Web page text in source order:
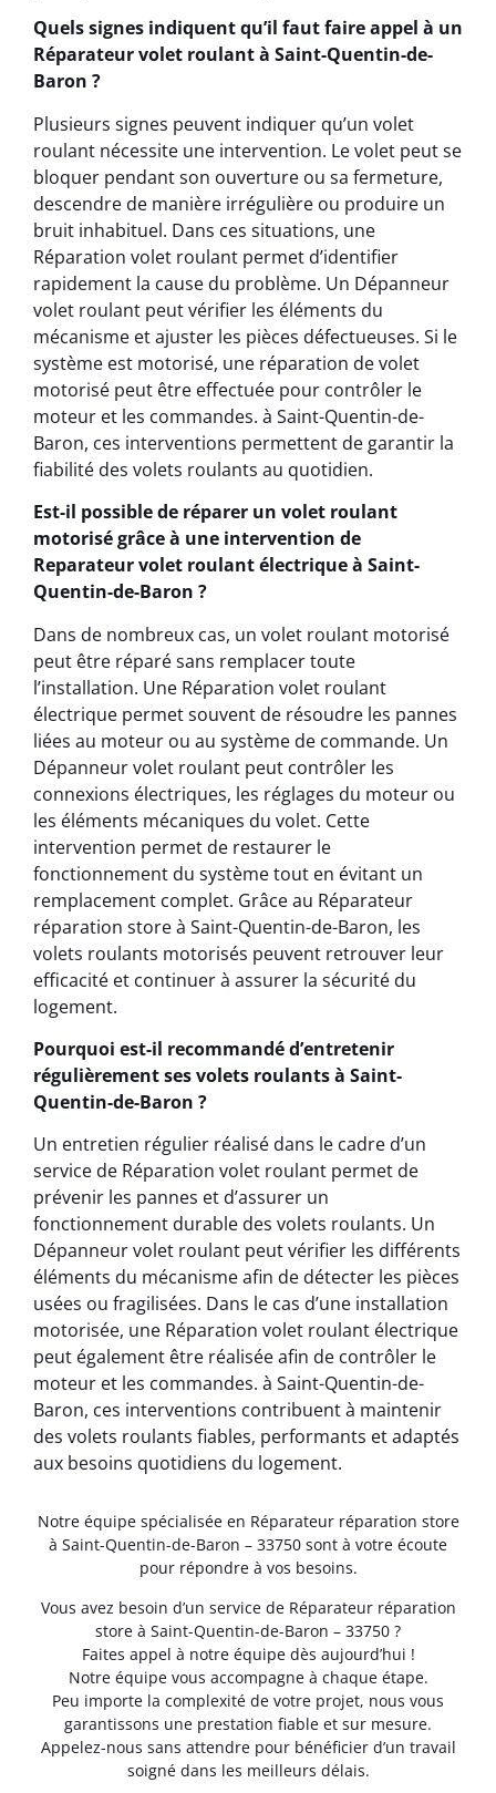
Quels signes indiquent qu’il faut faire appel à un
Réparateur volet roulant à Saint-Quentin-de-
Baron ?
Plusieurs signes peuvent indiquer qu’un volet
roulant nécessite une intervention. Le volet peut se
bloquer pendant son ouverture ou sa fermeture,
descendre de manière irrégulière ou produire un
bruit inhabituel. Dans ces situations, une
Réparation volet roulant permet d’identifier
rapidement la cause du problème. Un Dépanneur
volet roulant peut vérifier les éléments du
mécanisme et ajuster les pièces défectueuses. Si le
système est motorisé, une réparation de volet
motorisé peut être effectuée pour contrôler le
moteur et les commandes. à Saint-Quentin-de-
Baron, ces interventions permettent de garantir la
fiabilité des volets roulants au quotidien.
Est-il possible de réparer un volet roulant
motorisé grâce à une intervention de
Reparateur volet roulant électrique à Saint-
Quentin-de-Baron ?
Dans de nombreux cas, un volet roulant motorisé
peut être réparé sans remplacer toute
l’installation. Une Réparation volet roulant
électrique permet souvent de résoudre les pannes
liées au moteur ou au système de commande. Un
Dépanneur volet roulant peut contrôler les
connexions électriques, les réglages du moteur ou
les éléments mécaniques du volet. Cette
intervention permet de restaurer le
fonctionnement du système tout en évitant un
remplacement complet. Grâce au Réparateur
réparation store à Saint-Quentin-de-Baron, les
volets roulants motorisés peuvent retrouver leur
efficacité et continuer à assurer la sécurité du
logement.
Pourquoi est-il recommandé d’entretenir
régulièrement ses volets roulants à Saint-
Quentin-de-Baron ?
Un entretien régulier réalisé dans le cadre d’un
service de Réparation volet roulant permet de
prévenir les pannes et d’assurer un
fonctionnement durable des volets roulants. Un
Dépanneur volet roulant peut vérifier les différents
éléments du mécanisme afin de détecter les pièces
usées ou fragilisées. Dans le cas d’une installation
motorisée, une Réparation volet roulant électrique
peut également être réalisée afin de contrôler le
moteur et les commandes. à Saint-Quentin-de-
Baron, ces interventions contribuent à maintenir
des volets roulants fiables, performants et adaptés
aux besoins quotidiens du logement.
Notre équipe spécialisée en Réparateur réparation store
à Saint-Quentin-de-Baron – 33750 sont à votre écoute
pour répondre à vos besoins.
Vous avez besoin d’un service de Réparateur réparation
store à Saint-Quentin-de-Baron – 33750 ?
Faites appel à notre équipe dès aujourd’hui !
Notre équipe vous accompagne à chaque étape.
Peu importe la complexité de votre projet, nous vous
garantissons une prestation fiable et sur mesure.
Appelez-nous sans attendre pour bénéficier d’un travail
soigné dans les meilleurs délais.